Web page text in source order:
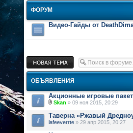
ФОРУМ
Видео-Гайды от
Новая тема
ОБЪЯВЛЕНИЯ
Акционные игровые
Skan » 09 ноя 2015, 20:29
Таверна «Ржавый
lafeeverrte » 29 апр 2015, 20:27